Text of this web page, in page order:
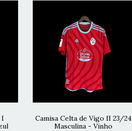
I
Camisa Celta de Vigo II 23/24
Masculina - Vinho